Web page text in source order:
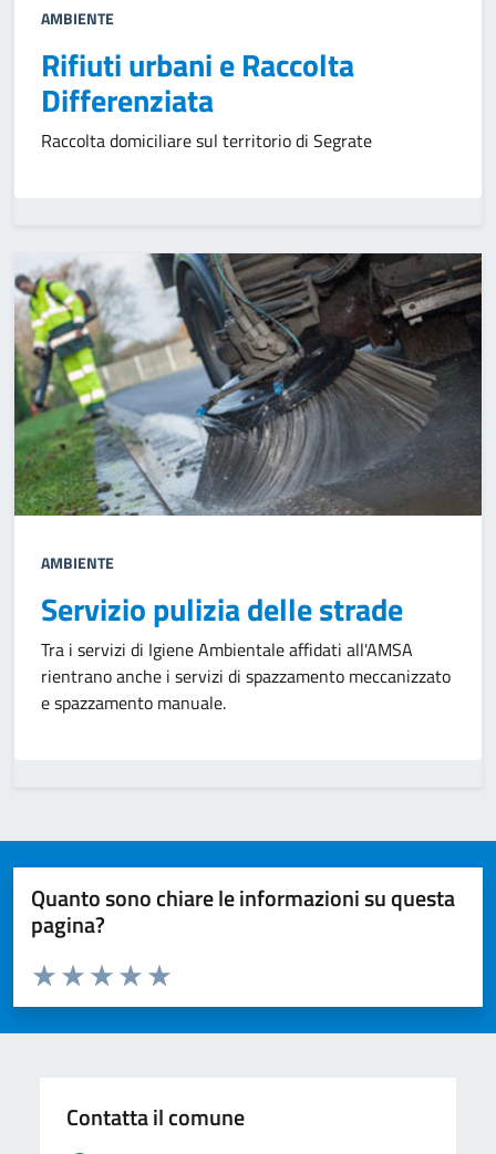
AMBIENTE
Rifiuti urbani e Raccolta
Differenziata
Raccolta domiciliare sul territorio di Segrate
AMBIENTE
Servizio pulizia delle strade
Tra i servizi di Igiene Ambientale affidati all'AMSA
rientrano anche i servizi di spazzamento meccanizzato
e spazzamento manuale.
Quanto sono chiare le informazioni su questa
pagina?
Valuta da 1 a 5 stelle la pagina
Valuta 5 stelle su 5
Valuta 4 stelle su 5
Valuta 3 stelle su 5
Valuta 2 stelle su 5
Valuta 1 stelle su 5
Contatta il comune